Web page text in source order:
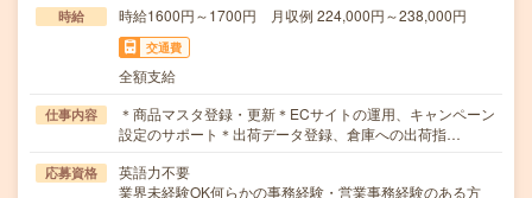
時給 時給1600円～1700円 月収例 224,000円～238,000円
交通費
全額支給
仕事内容
＊商品マスタ登録・更新＊ECサイトの運用、キャンペーン
設定のサポート＊出荷データ登録、倉庫への出荷指…
応募資格
英語力不要
業界未経験OK何らかの事務経験・営業事務経験のある方